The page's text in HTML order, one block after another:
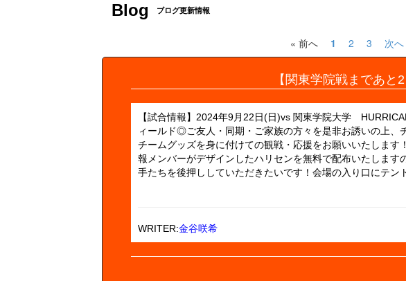
Blog ブログ更新情報
« 前へ 1 2 3 次
【関東学院戦まであと2
【試合情報】2024年9月22日(日)vs 関東学院大学
ィールド◎ご友人・同期・ご家族の方々を是非お誘いの上、
チームグッズを身に付けての観戦・応援をお願いいたします
報メンバーがデザインしたハリセンを無料で配布いたします
手たちを後押ししていただきたいです！会場の入り口にテン
WRITER:金谷咲希